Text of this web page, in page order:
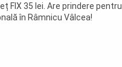
FIX 35 lei. Are prindere pentru
în Râmnicu Vâlcea!